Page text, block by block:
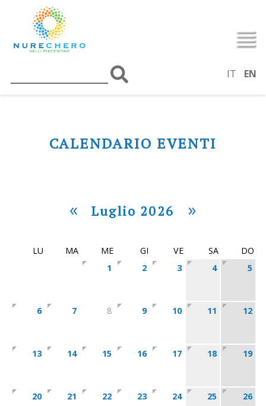
IT EN
CALENDARIO EVENTI
« Luglio 2026 »
LU MA ME GI VE SA
DO
1
2 3 4 5
6 7 8 9 10 11 12
13 14 15 16 17 18 19
20 21 22 23 24 25 26